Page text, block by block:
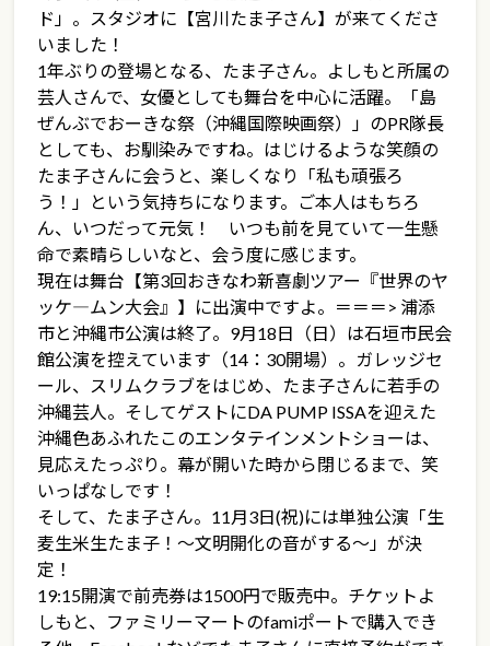
ド」。スタジオに【宮川たま子さん】が来てくださ
いました！
1年ぶりの登場となる、たま子さん。よしもと所属の
芸人さんで、女優としても舞台を中心に活躍。「島
ぜんぶでおーきな祭（沖縄国際映画祭）」のPR隊長
としても、お馴染みですね。はじけるような笑顔の
たま子さんに会うと、楽しくなり「私も頑張ろ
う！」という気持ちになります。ご本人はもちろ
ん、いつだって元気！ いつも前を見ていて一生懸
命で素晴らしいなと、会う度に感じます。
現在は舞台【第3回おきなわ新喜劇ツアー『世界のヤ
ッケ―ムン大会』】に出演中ですよ。＝＝＝> 浦添
市と沖縄市公演は終了。9月18日（日）は石垣市民会
館公演を控えています（14：30開場）。ガレッジセ
ール、スリムクラブをはじめ、たま子さんに若手の
沖縄芸人。そしてゲストにDA PUMP ISSAを迎えた
沖縄色あふれたこのエンタテインメントショーは、
見応えたっぷり。幕が開いた時から閉じるまで、笑
いっぱなしです！
そして、たま子さん。11月3日(祝)には単独公演「生
麦生米生たま子！～文明開化の音がする～」が決
定！
19:15開演で前売券は1500円で販売中。チケットよ
しもと、ファミリーマートのfamiポートで購入でき